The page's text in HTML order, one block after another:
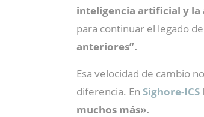
inteligencia artificial y la
para continuar el legado
anteriores”.
Esa velocidad de cambio
diferencia. En Sighore-ICS
muchos más».